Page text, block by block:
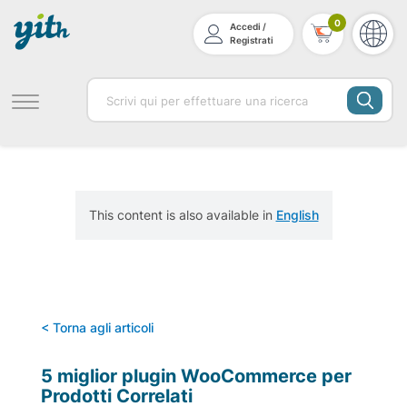
Accedi /
Registrati
0
This content is also available in English
< Torna agli articoli
5 miglior plugin WooCommerce per
Prodotti Correlati